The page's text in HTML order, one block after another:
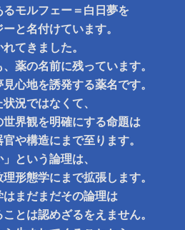
モルフェー＝白日夢を
と名付けています。
てきました。
薬の名前に残っています。
心地を誘発する薬名です。
況ではなくて、
界観を明確にする命題は
や構造にまで至ります。
という論理は、
形態学にまで拡張します。
まだまだその論理は
とは認めざるをえません。